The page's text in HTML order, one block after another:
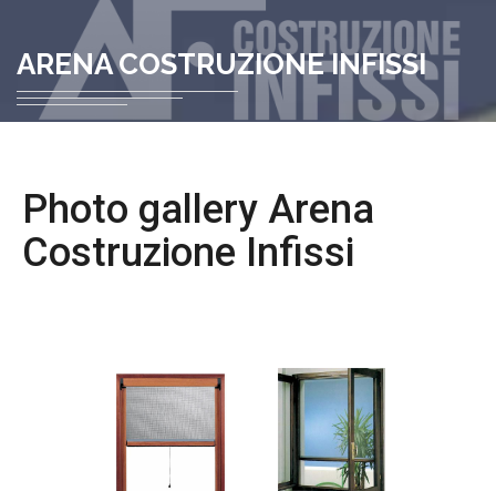
ARENA COSTRUZIONE INFISSI
Photo gallery Arena
Costruzione Infissi